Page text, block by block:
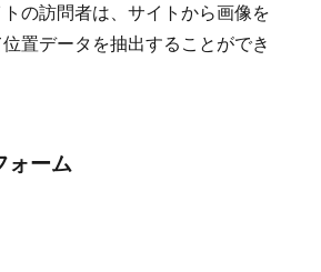
の訪問者は、サイトから画像を
置データを抽出することができ
ォーム